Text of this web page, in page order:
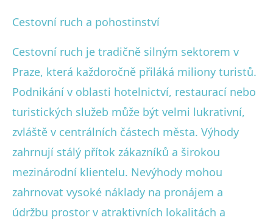
Cestovní ruch a pohostinství
Cestovní ruch je tradičně silným sektorem v
Praze, která každoročně přiláká miliony turistů.
Podnikání v oblasti hotelnictví, restaurací nebo
turistických služeb může být velmi lukrativní,
zvláště v centrálních částech města. Výhody
zahrnují stálý přítok zákazníků a širokou
mezinárodní klientelu. Nevýhody mohou
zahrnovat vysoké náklady na pronájem a
údržbu prostor v atraktivních lokalitách a